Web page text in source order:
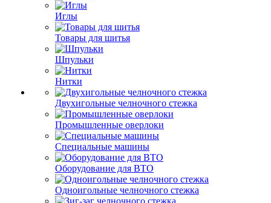
Иглы
Товары для шитья
Шпульки
Нитки
Двухигольные челночного стежка
Промышленные оверлоки
Специальные машины
Оборудование для ВТО
Одноигольные челночного стежка